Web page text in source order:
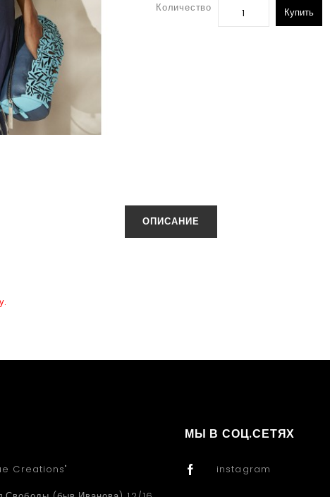
Количество Купить
ОПИСАНИЕ
Creations"
МЫ В СОЦ.СЕТЯХ
instagram